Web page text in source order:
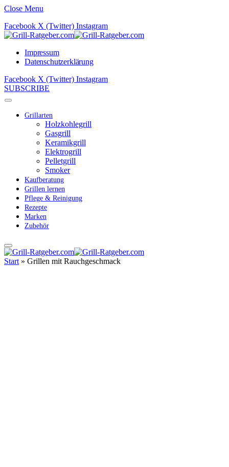
Close Menu
Facebook X (Twitter) Instagram
Impressum
Datenschutzerklärung
Facebook X (Twitter) Instagram
SUBSCRIBE
Grillarten
Holzkohlegrill
Gasgrill
Keramikgrill
Elektrogrill
Pelletgrill
Smoker
Kaufberatung
Grillen lernen
Pflege & Reinigung
Rezepte
Marken
Zubehör
Start » Grillen mit Rauchgeschmack